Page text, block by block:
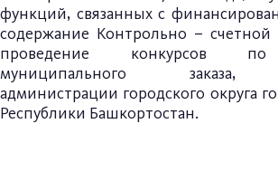
функций, связанных с
содержание Контрольно – счетной
проведение конкурсов
муниципального заказа,
администрации городского округа
Республики Башкортостан.